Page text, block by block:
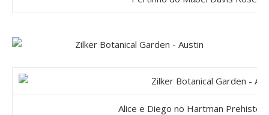
Alice e Diego no Hartman